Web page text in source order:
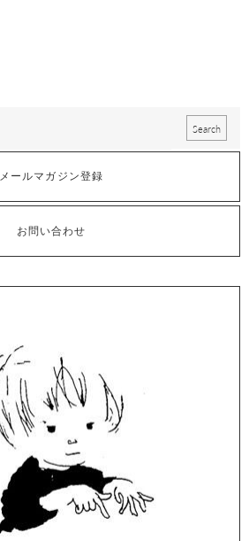
メールマガジン登録
お問い合わせ